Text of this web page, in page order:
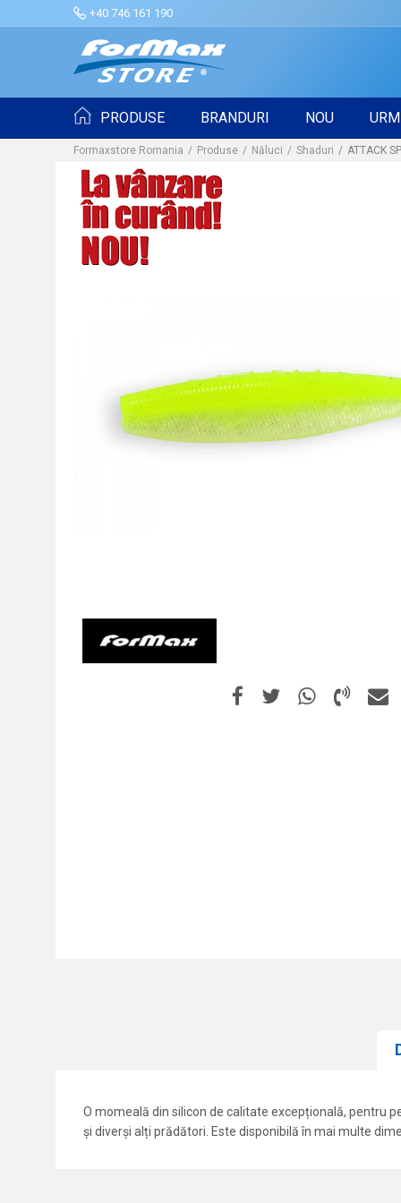
+40 746 161 190
PRODUSE BRANDURI NOU
Formaxstore Romania Produse Năluci Shaduri ATTACK
O momeală din silicon de calitate excepțională, pentru
și diverși alți prădători. Este disponibilă în mai multe